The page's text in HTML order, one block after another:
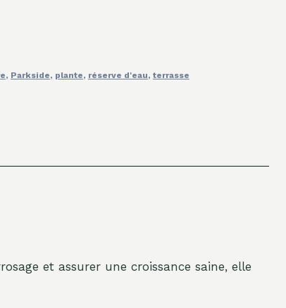
, Parkside, plante, réserve d'eau, terrasse
et assurer une croissance saine, elle